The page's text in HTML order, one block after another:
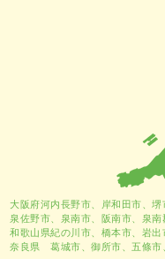
大阪府河内長野市、 岸和田市 、堺
泉佐野市、泉南市、阪南市、泉
和歌山県紀の川市、橋本市、岩
奈良県 葛城市、御所市、五條